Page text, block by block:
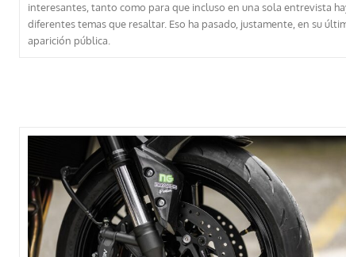
interesantes, tanto como para que incluso en una sola entrevista
diferentes temas que resaltar. Eso ha pasado, justamente, en su
aparición pública.